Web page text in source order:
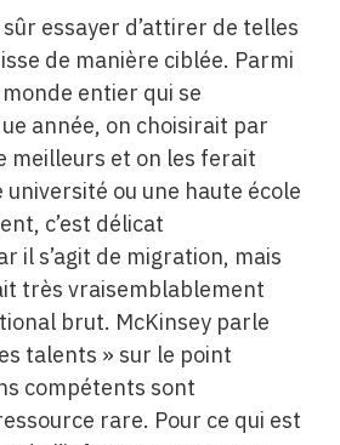
essayer d’attirer de telles
de manière ciblée. Parmi
entier qui se
année, on choisirait par
meilleurs et on les ferait
ou une haute école
c’est délicat
il s’agit de migration, mais
très vraisemblablement
brut. McKinsey parle
talents » sur le point
compétents sont
rare. Pour ce qui est